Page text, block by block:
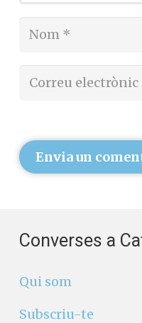
Envia un
Converses a
Qui som
Subscriu-te